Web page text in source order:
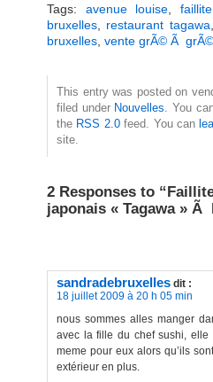
Tags: avenue louise faillite
bruxelles
restaurant tagawa
bruxelles vente grÃ© Ã grÃ©
This entry was posted on
filed under Nouvelles . You
the RSS 2.0feed. You can
site.
2 Responses to
japonais « Tagawa » Ã
sandradebruxelles dit :
18 juillet 2009 à 20 h 05 min
nous sommes alles manger
avec la fille du chef sushi, elle
meme pour eux alors qu’ils
extérieur en plus.